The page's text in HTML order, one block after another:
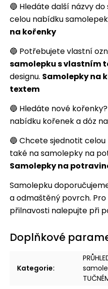
🔵 Hledáte další názvy
celou nabídku
na kořenky
🔵 Potřebujete vlastní
samolepku s vlastním
designu. Samolepky na
textem
🔵 Hledáte nové
nabídku kořenek a dóz
🔵 Chcete sjednotit
také na samolepky na
Samolepky na
Samolepku
a odmaštěný povrch.
přilnavosti nalepujte při
Doplňkové
Kategorie: